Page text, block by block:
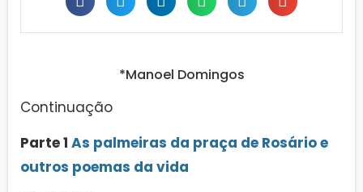
*Manoel Domingos
Continuação
Parte 1 As palmeiras da praça de Rosário e
outros poemas da vida